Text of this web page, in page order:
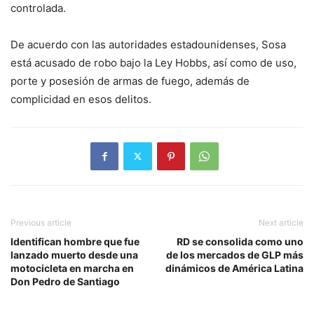
controlada.
De acuerdo con las autoridades estadounidenses, Sosa
está acusado de robo bajo la Ley Hobbs, así como de uso,
porte y posesión de armas de fuego, además de
complicidad en esos delitos.
Previous article
Identifican hombre que fue
lanzado muerto desde una
motocicleta en marcha en
Don Pedro de Santiago
Next article
RD se consolida como uno
de los mercados de GLP más
dinámicos de América Latina